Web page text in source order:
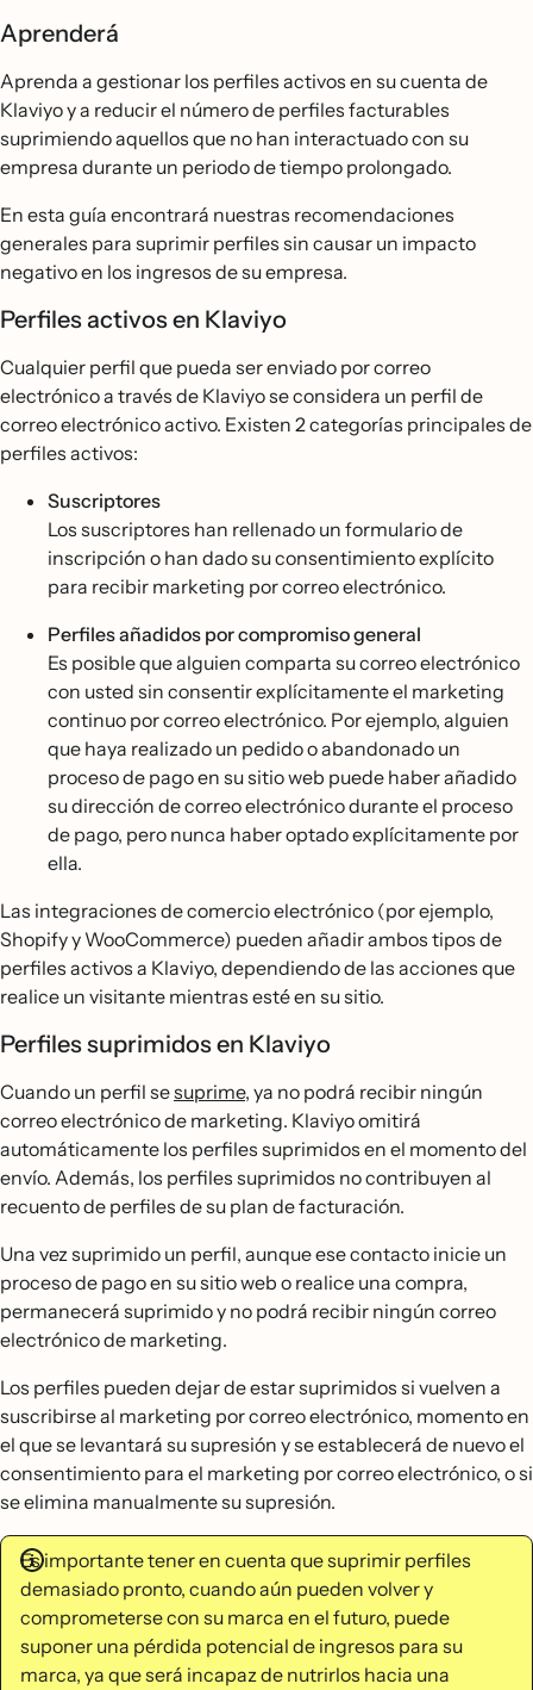
Aprenderá
Aprenda a gestionar los perfiles activos en su cuenta de
Klaviyo y a reducir el número de perfiles facturables
suprimiendo aquellos que no han interactuado con su
empresa durante un periodo de tiempo prolongado.
En esta guía encontrará nuestras recomendaciones
generales para suprimir perfiles sin causar un impacto
negativo en los ingresos de su empresa.
Perfiles activos en Klaviyo
Cualquier perfil que pueda ser enviado por correo
electrónico a través de Klaviyo se considera un perfil de
correo electrónico activo. Existen 2 categorías principales de
perfiles activos:
Suscriptores
Los suscriptores han rellenado un formulario de
inscripción o han dado su consentimiento explícito
para recibir marketing por correo electrónico.
Perfiles añadidos por compromiso general
Es posible que alguien comparta su correo electrónico
con usted sin consentir explícitamente el marketing
continuo por correo electrónico. Por ejemplo, alguien
que haya realizado un pedido o abandonado un
proceso de pago en su sitio web puede haber añadido
su dirección de correo electrónico durante el proceso
de pago, pero nunca haber optado explícitamente por
ella.
Las integraciones de comercio electrónico (por ejemplo,
Shopify y WooCommerce) pueden añadir ambos tipos de
perfiles activos a Klaviyo, dependiendo de las acciones que
realice un visitante mientras esté en su sitio.
Perfiles suprimidos en Klaviyo
Cuando un perfil sesuprime, ya no podrá recibir ningún
correo electrónico de marketing. Klaviyo omitirá
automáticamente los perfiles suprimidos en el momento del
envío. Además, los perfiles suprimidos no contribuyen al
recuento de perfiles de su plan de facturación.
Una vez suprimido un perfil, aunque ese contacto inicie un
proceso de pago en su sitio web o realice una compra,
permanecerá suprimido y no podrá recibir ningún correo
electrónico de marketing.
Los perfiles pueden dejar de estar suprimidos si vuelven a
suscribirse al marketing por correo electrónico, momento en
el que se levantará su supresión y se establecerá de nuevo el
consentimiento para el marketing por correo electrónico, o si
se elimina manualmente su supresión.
Es importante tener en cuenta que suprimir perfiles
demasiado pronto, cuando aún pueden volver y
comprometerse con su marca en el futuro, puede
suponer una pérdida potencial de ingresos para su
marca, ya que será incapaz de nutrirlos hacia una